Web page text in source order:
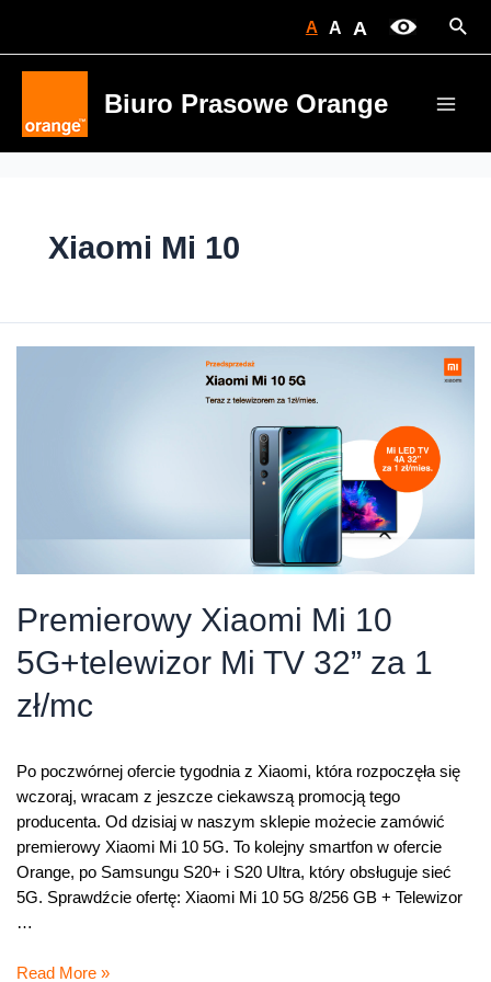
A A A
Biuro Prasowe Orange
Xiaomi Mi 10
Premierowy Xiaomi Mi 10
5G+telewizor Mi TV 32” za 1
zł/mc
Po poczwórnej ofercie tygodnia z Xiaomi, która rozpoczęła się
wczoraj, wracam z jeszcze ciekawszą promocją tego
producenta. Od dzisiaj w naszym sklepie możecie zamówić
premierowy Xiaomi Mi 10 5G. To kolejny smartfon w ofercie
Orange, po Samsungu S20+ i S20 Ultra, który obsługuje sieć
5G. Sprawdźcie ofertę: Xiaomi Mi 10 5G 8/256 GB + Telewizor
…
Premierowy
Read More »